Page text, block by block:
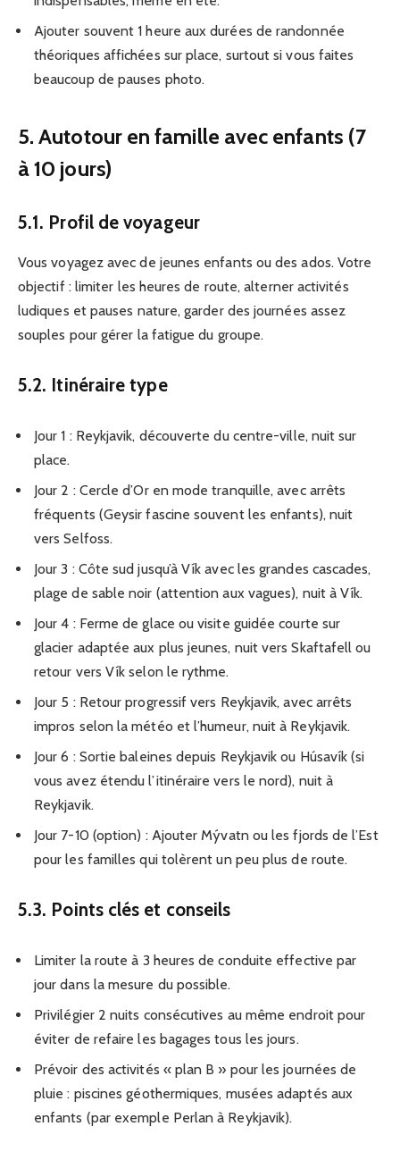
Ajouter souvent 1 heure aux durées de randonnée
théoriques affichées sur place, surtout si vous faites
beaucoup de pauses photo.
5. Autotour en famille avec enfants (7
à 10 jours)
5.1. Profil de voyageur
Vous voyagez avec de jeunes enfants ou des ados. Votre
objectif : limiter les heures de route, alterner activités
ludiques et pauses nature, garder des journées assez
souples pour gérer la fatigue du groupe.
5.2. Itinéraire type
Jour 1 : Reykjavik, découverte du centre-ville, nuit sur
place.
Jour 2 : Cercle d’Or en mode tranquille, avec arrêts
fréquents (Geysir fascine souvent les enfants), nuit
vers Selfoss.
Jour 3 : Côte sud jusqu’à Vík avec les grandes cascades,
plage de sable noir (attention aux vagues), nuit à Vík.
Jour 4 : Ferme de glace ou visite guidée courte sur
glacier adaptée aux plus jeunes, nuit vers Skaftafell ou
retour vers Vík selon le rythme.
Jour 5 : Retour progressif vers Reykjavik, avec arrêts
impros selon la météo et l’humeur, nuit à Reykjavik.
Jour 6 : Sortie baleines depuis Reykjavik ou Húsavík (si
vous avez étendu l’itinéraire vers le nord), nuit à
Reykjavik.
Jour 7-10 (option) : Ajouter Mývatn ou les fjords de l’Est
pour les familles qui tolèrent un peu plus de route.
5.3. Points clés et conseils
Limiter la route à 3 heures de conduite effective par
jour dans la mesure du possible.
Privilégier 2 nuits consécutives au même endroit pour
éviter de refaire les bagages tous les jours.
Prévoir des activités « plan B » pour les journées de
pluie : piscines géothermiques, musées adaptés aux
enfants (par exemple Perlan à Reykjavik).